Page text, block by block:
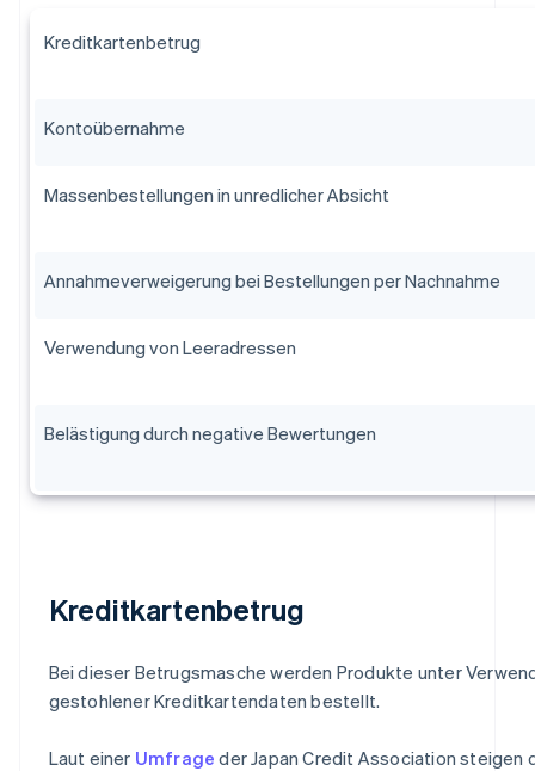
Kreditkartenbetrug
Kontoübernahme
Massenbestellungen in unredlicher Absicht
Annahmeverweigerung bei Bestellungen per Nachnahme
Verwendung von Leeradressen
Belästigung durch negative Bewertungen
Kreditkartenbetrug
Bei dieser Betrugsmasche werden Produkte unter
gestohlener Kreditkartendaten bestellt.
Laut einer Umfrage der Japan Credit Association steigen